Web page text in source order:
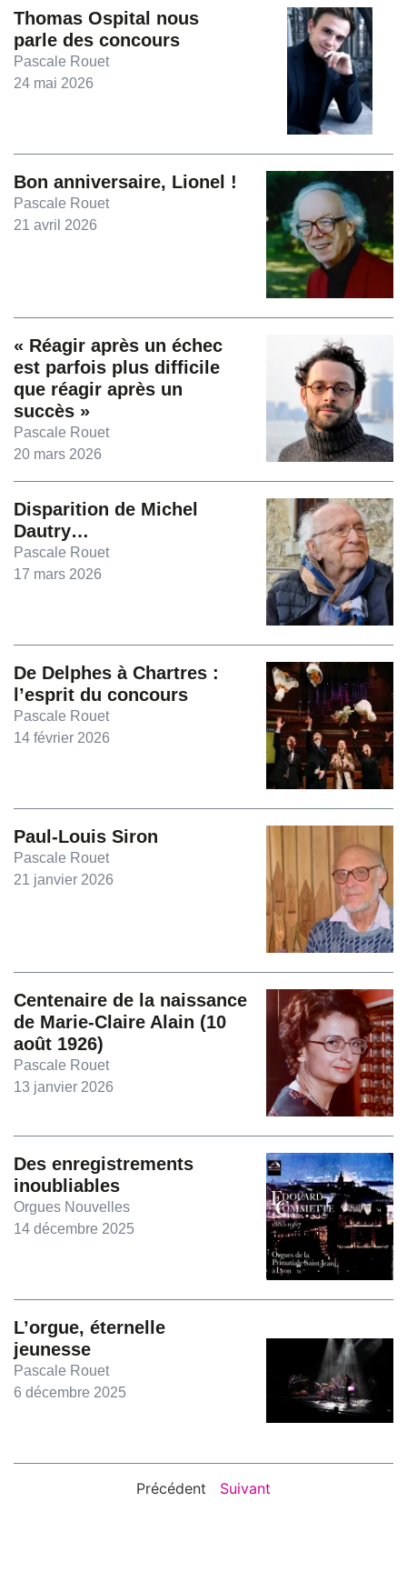
Thomas Ospital nous
parle des concours
Pascale Rouet
24 mai 2026
Bon anniversaire, Lionel !
Pascale Rouet
21 avril 2026
« Réagir après un échec
est parfois plus difficile
que réagir après un
succès »
Pascale Rouet
20 mars 2026
Disparition de Michel
Dautry…
Pascale Rouet
17 mars 2026
De Delphes à Chartres :
l’esprit du concours
Pascale Rouet
14 février 2026
Paul-Louis Siron
Pascale Rouet
21 janvier 2026
Centenaire de la naissance
de Marie-Claire Alain (10
août 1926)
Pascale Rouet
13 janvier 2026
Des enregistrements
inoubliables
Orgues Nouvelles
14 décembre 2025
L’orgue, éternelle
jeunesse
Pascale Rouet
6 décembre 2025
Précédent Suivant